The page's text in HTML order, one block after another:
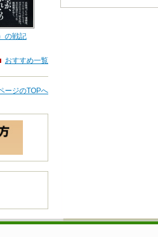
の戦記
おすすめ一覧
ージのTOPへ